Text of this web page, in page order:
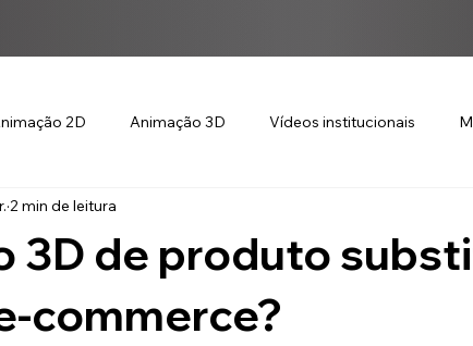
2D Animação 3D Vídeos institucionais
3D de produto
commerce?
2 min de leitura